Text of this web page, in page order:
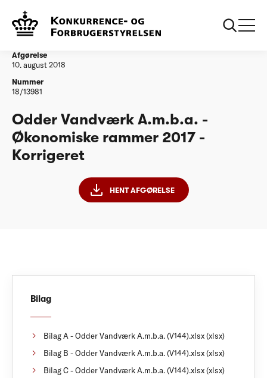
Vandtilsyn
2017-2018 - Korrigeret
Afgørelse
10. august 2018
Nummer
18/13981
Odder Vandværk A.m.b.a. -
Økonomiske rammer 2017 -
Korrigeret
HENT AFGØRELSE
Bilag
Bilag A - Odder Vandværk A.m.b.a. (V144).xlsx (xlsx)
Bilag B - Odder Vandværk A.m.b.a. (V144).xlsx (xlsx)
Bilag C - Odder Vandværk A.m.b.a. (V144).xlsx (xlsx)